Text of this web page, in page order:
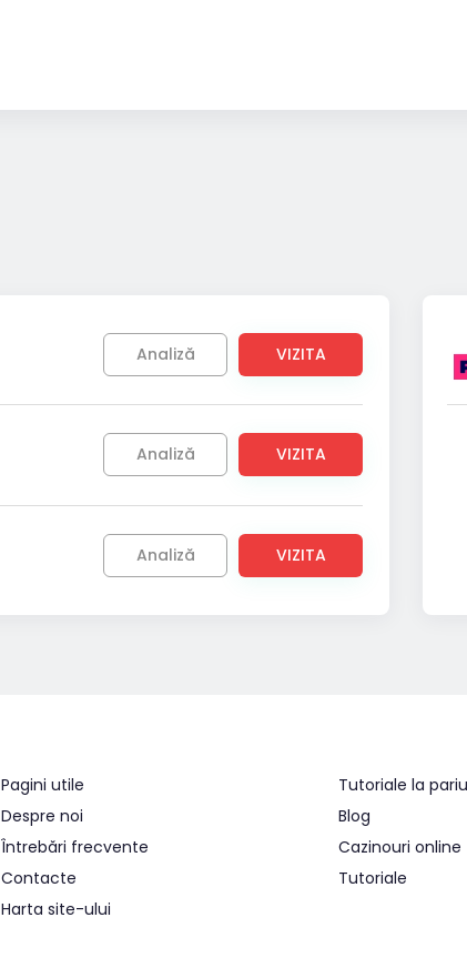
Analiză VIZITA
Analiză VIZITA
Analiză VIZITA
Pagini utile
Despre noi
Întrebări frecvente
Contacte
Harta site-ului
Tutoriale la
Blog
Cazinouri online
Tutoriale